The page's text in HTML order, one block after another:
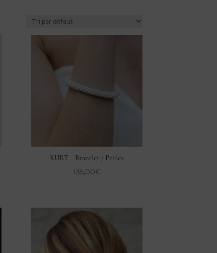
KURT – Bracelet / Perles
135,00€